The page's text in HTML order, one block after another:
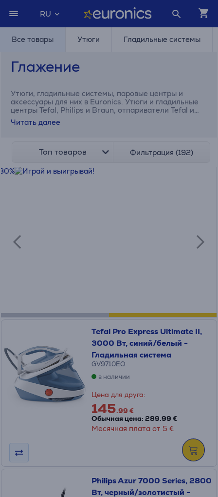
RU
Все товары Утюги Гладильные системы
Глажение
Утюги, гладильные системы, паровые центры и
аксессуары для них в Euronics. Утюги и гладильные
центры Tefal, Philips и Braun, отпариватели Tefal и
SteamOne, гладильные доски и аксессуары Brabantia
и Laurastar.
Читать далее
Топ товаров Фильтрация (192)
Tefal Pro Express Ultimate II,
3000 Вт, синий/белый -
Гладильная система
GV9710EO
в наличии
Цена для друга:
145.99 €
Обычная цена: 289.99 €
Месячная плата от 5 €
Philips Azur 7000 Series, 2800
Вт, черный/золотистый -